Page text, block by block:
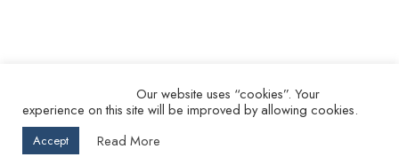
© 2026.Ss. Cyril and Methodius University in Skopje Faculty of
Veterinary Medicine – Skopje
Our website uses “cookies”. Your
experience on this site will be improved by allowing cookies.
Accept Read More